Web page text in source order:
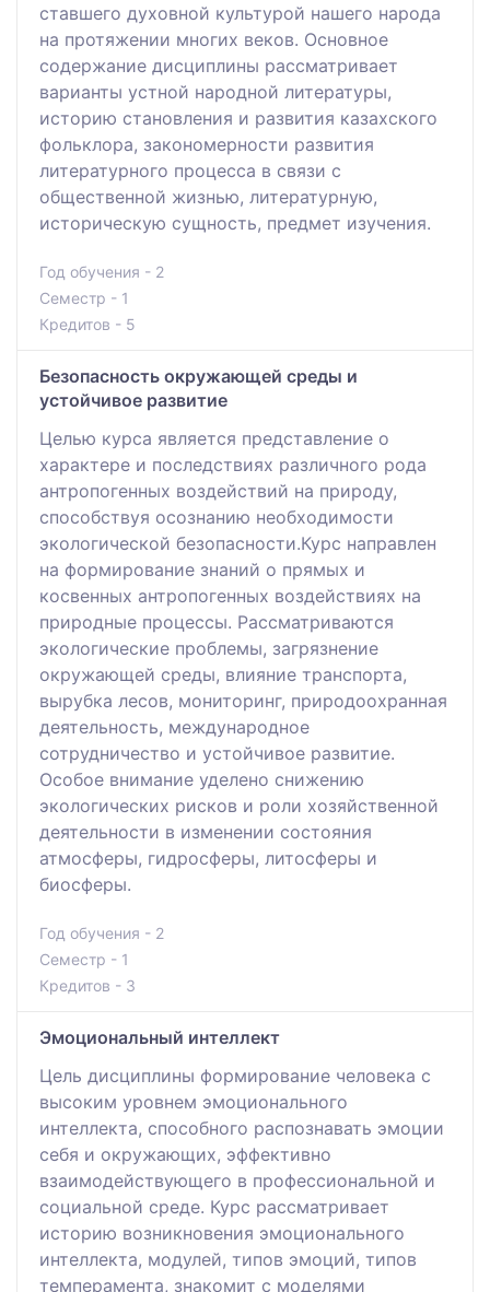
ставшего духовной культурой нашего народа
на протяжении многих веков. Основное
содержание дисциплины рассматривает
варианты устной народной литературы,
историю становления и развития казахского
фольклора, закономерности развития
литературного процесса в связи с
общественной жизнью, литературную,
историческую сущность, предмет изучения.
Год обучения - 2
Семестр - 1
Кредитов - 5
Безопасность окружающей среды и
устойчивое развитие
Целью курса является представление о
характере и последствиях различного рода
антропогенных воздействий на природу,
способствуя осознанию необходимости
экологической безопасности.Курс направлен
на формирование знаний о прямых и
косвенных антропогенных воздействиях на
природные процессы. Рассматриваются
экологические проблемы, загрязнение
окружающей среды, влияние транспорта,
вырубка лесов, мониторинг, природоохранная
деятельность, международное
сотрудничество и устойчивое развитие.
Особое внимание уделено снижению
экологических рисков и роли хозяйственной
деятельности в изменении состояния
атмосферы, гидросферы, литосферы и
биосферы.
Год обучения - 2
Семестр - 1
Кредитов - 3
Эмоциональный интеллект
Цель дисциплины формирование человека с
высоким уровнем эмоционального
интеллекта, способного распознавать эмоции
себя и окружающих, эффективно
взаимодействующего в профессиональной и
социальной среде. Курс рассматривает
историю возникновения эмоционального
интеллекта, модулей, типов эмоций, типов
темперамента, знакомит с моделями